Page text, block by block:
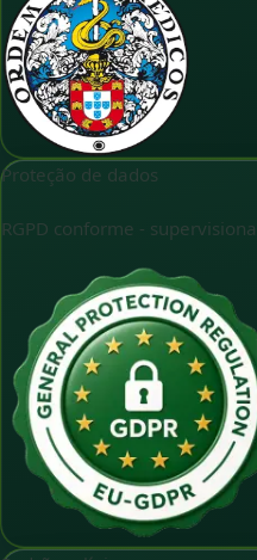
Proteção de dados
RGPD conforme -